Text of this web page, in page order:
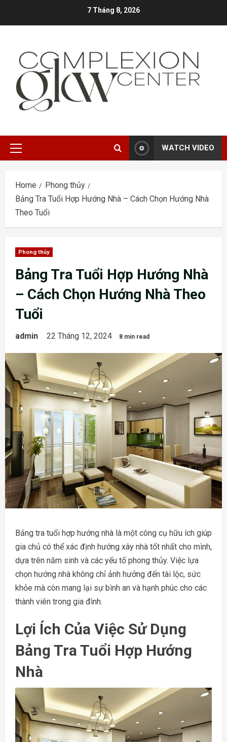
7 Tháng 8, 2026
Primary
WATCH VIDEO
Home
Phong thủy
Bảng Tra Tuổi Hợp Hướng Nhà – Cách Chọn Hướng Nhà
Theo Tuổi
Phong thủy
Bảng Tra Tuổi Hợp Hướng Nhà
– Cách Chọn Hướng Nhà Theo
Tuổi
admin 22 Tháng 12, 2024 8 min read
Bảng tra tuổi hợp hướng nhà là một công cụ hữu ích giúp
gia chủ có thể xác định hướng xây nhà tốt nhất cho mình,
dựa trên năm sinh và các yếu tố phong thủy. Việc lựa
chọn hướng nhà không chỉ ảnh hưởng đến tài lộc, sức
khỏe mà còn mang lại sự bình an và hạnh phúc cho các
thành viên trong gia đình.
Lợi Ích Của Việc Sử Dụng
Bảng Tra Tuổi Hợp Hướng
Nhà